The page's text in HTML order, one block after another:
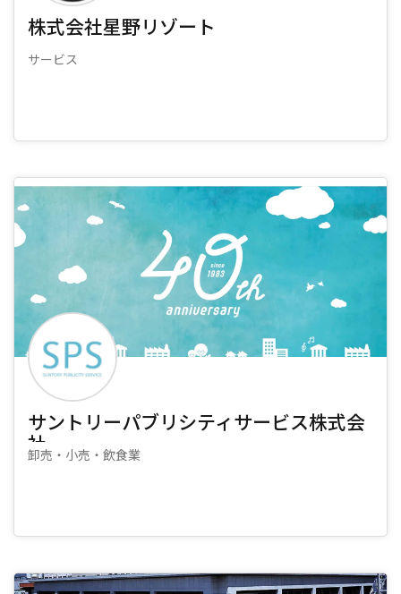
株式会社星野リゾート
サービス
サントリーパブリシティサービス株式会
社
卸売・小売・飲食業